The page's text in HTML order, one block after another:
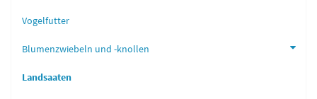
Vogelfutter
Blumenzwiebeln und -knollen
Landsaaten